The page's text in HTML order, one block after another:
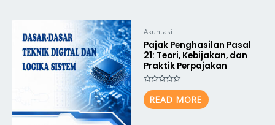
Akuntasi
Pajak Penghasilan Pasal
21: Teori, Kebijakan, dan
Praktik Perpajakan
Rated
0
out
of
READ MORE